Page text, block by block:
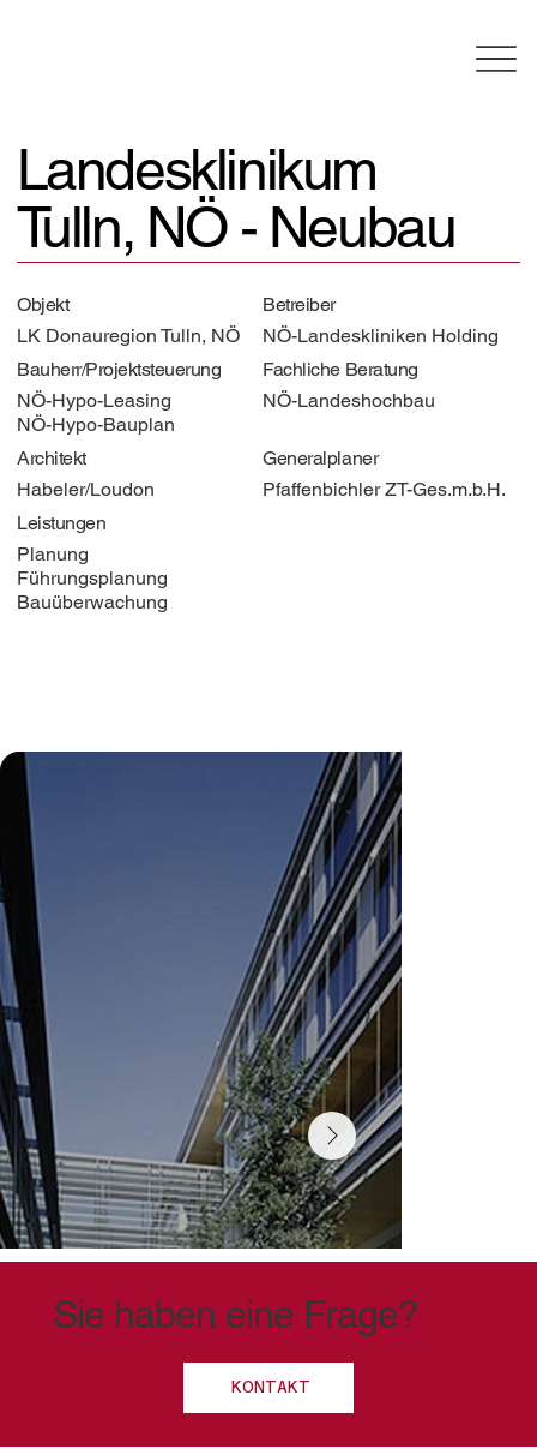
Landesklinikum
Tulln, NÖ - Neubau
LK Donauregion Tulln, NÖ
Objekt
NÖ-Landeskliniken Holding
Betreiber
NÖ-Hypo-Leasing
NÖ-Hypo-Bauplan
Bauherr/Projektsteuerung
NÖ-Landeshochbau
Fachliche Beratung
Habeler/Loudon
Architekt
Pfaffenbichler ZT-Ges.m.b.H.
Generalplaner
Planung
Führungsplanung
Bauüberwachung
Leistungen
Sie haben eine Frage?
KONTAKT